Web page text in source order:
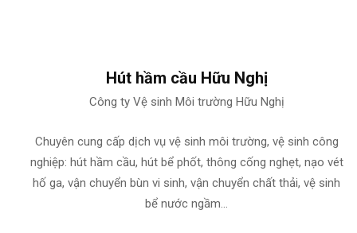
Hút hầm cầu Hữu Nghị
Công ty Vệ sinh Môi trường Hữu Nghị
Chuyên cung cấp dịch vụ vệ sinh môi trường, vệ sinh công
nghiệp: hút hầm cầu, hút bể phốt, thông cống nghẹt, nạo vét
hố ga, vận chuyển bùn vi sinh, vận chuyển chất thải, vệ sinh
bể nước ngầm…